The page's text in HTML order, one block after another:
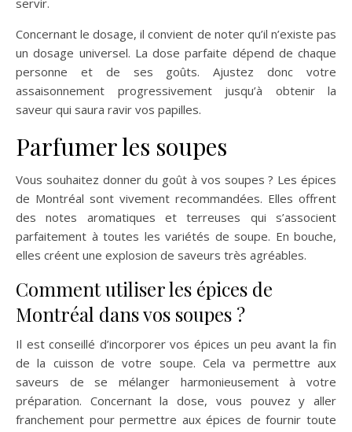
Concernant le dosage, il convient de noter qu’il n’existe pas
un dosage universel. La dose parfaite dépend de chaque
personne et de ses goûts. Ajustez donc votre
assaisonnement progressivement jusqu’à obtenir la
saveur qui saura ravir vos papilles.
Parfumer les soupes
Vous souhaitez donner du goût à vos soupes ? Les épices
de Montréal sont vivement recommandées. Elles offrent
des notes aromatiques et terreuses qui s’associent
parfaitement à toutes les variétés de soupe. En bouche,
elles créent une explosion de saveurs très agréables.
Comment utiliser les épices de
Montréal dans vos soupes ?
Il est conseillé d’incorporer vos épices un peu avant la fin
de la cuisson de votre soupe. Cela va permettre aux
saveurs de se mélanger harmonieusement à votre
préparation. Concernant la dose, vous pouvez y aller
franchement pour permettre aux épices de fournir toute